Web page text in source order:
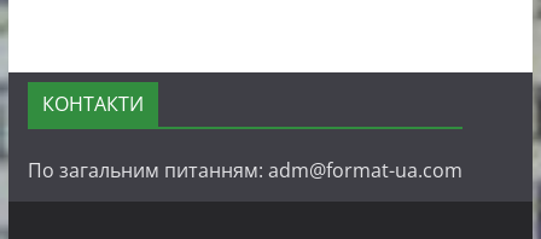
КОНТАКТИ
По загальним питанням: adm@format-ua.com